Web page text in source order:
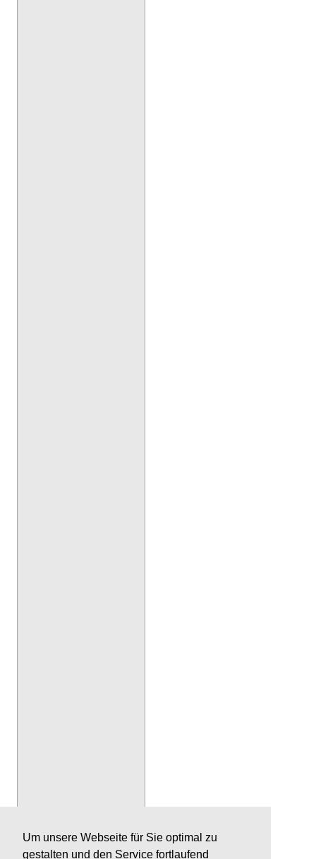
Um unsere Webseite für Sie optimal zu
gestalten und den Service fortlaufend